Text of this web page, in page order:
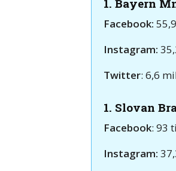
1. Bayern
Facebook:
Instagram:
Twitter: 6,6
1. Slovan
Facebook: 93
Instagram: